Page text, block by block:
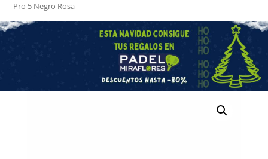
Pro 5 Negro Rosa